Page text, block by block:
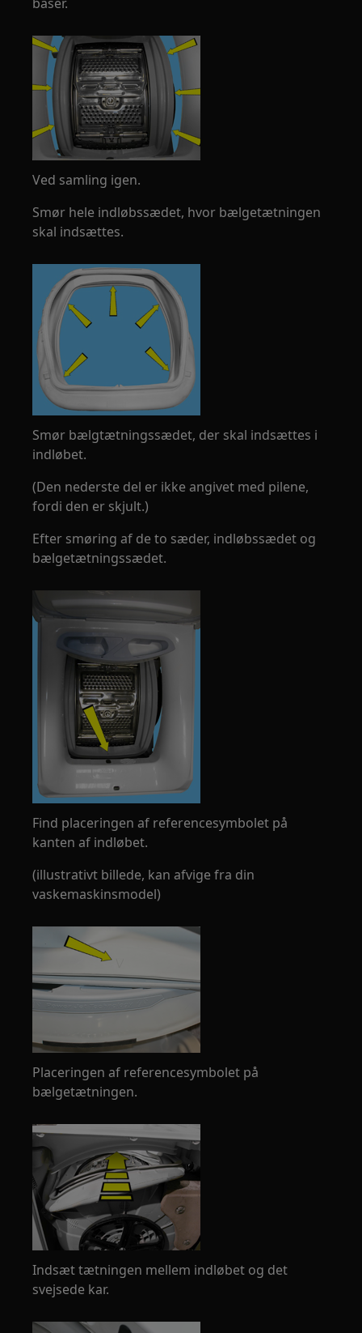
Ved samling igen.
Smør hele indløbssædet, hvor bælgetætningen
skal indsættes.
Smør bælgtætningssædet, der skal indsættes i
indløbet.
(Den nederste del er ikke angivet med pilene,
fordi den er skjult.)
Efter smøring af de to sæder, indløbssædet og
bælgetætningssædet.
Find placeringen af referencesymbolet på
kanten af indløbet.
(illustrativt billede, kan afvige fra din
vaskemaskinsmodel)
Placeringen af referencesymbolet på
bælgetætningen.
Indsæt tætningen mellem indløbet og det
svejsede kar.